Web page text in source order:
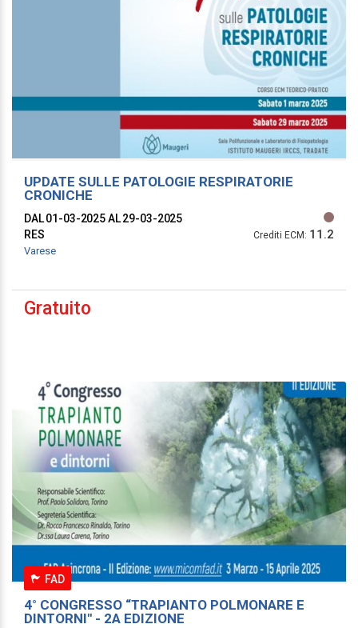
UPDATE SULLE PATOLOGIE RESPIRATORIE
CRONICHE
DAL 01-03-2025AL 29-03-2025
RES
Crediti ECM: 11.2
Varese
Gratuito
FAD
4° CONGRESSO “TRAPIANTO POLMONARE E
DINTORNI" - 2A EDIZIONE